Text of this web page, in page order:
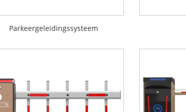
Parkeergeleidingssysteem